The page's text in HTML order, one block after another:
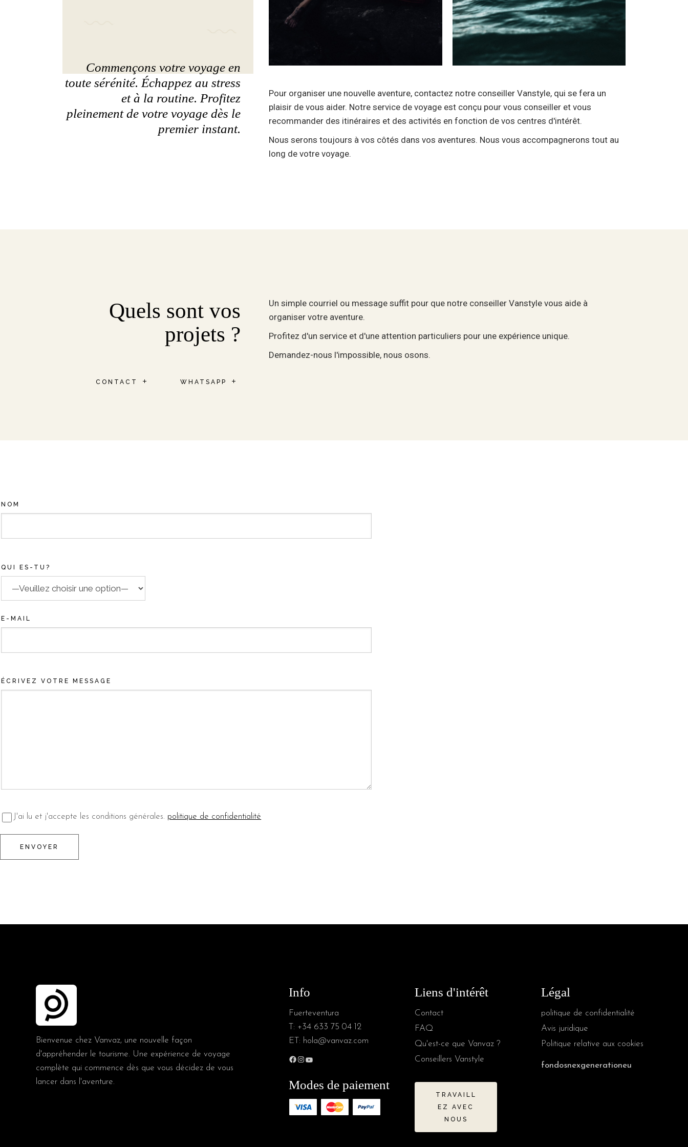
Commençons votre voyage en
toute sérénité. Échappez au stress
et à la routine. Profitez
pleinement de votre voyage dès le
premier instant.
Pour organiser une nouvelle aventure, contactez notre conseiller Vanstyle, qui se fera un
plaisir de vous aider. Notre service de voyage est conçu pour vous conseiller et vous
recommander des itinéraires et des activités en fonction de vos centres d'intérêt.
Nous serons toujours à vos côtés dans vos aventures. Nous vous accompagnerons tout au
long de votre voyage.
Quels sont vos
projets ?
CONTACT WHATSAPP
Un simple courriel ou message suffit pour que notre conseiller Vanstyle vous aide à
organiser votre aventure.
Profitez d'un service et d'une attention particuliers pour une expérience unique.
Demandez-nous l'impossible, nous osons.
NOM
QUI ES-TU?
E-MAIL
ÉCRIVEZ VOTRE MESSAGE
J'ai lu et j'accepte les conditions générales. politique de confidentialité
ENVOYER
Bienvenue chez Vanvaz, une nouvelle façon
d'appréhender le tourisme. Une expérience de voyage
complète qui commence dès que vous décidez de vous
lancer dans l'aventure.
Info
Fuerteventura
T: +34 633 75 04 12
ET: hola@vanvaz.com
Modes de paiement
Liens d'intérêt
Contact
FAQ
Qu'est-ce que Vanvaz ?
Conseillers Vanstyle
TRAVAILL
EZ AVEC
NOUS
Légal
politique de confidentialité
Avis juridique
Politique relative aux cookies
fondosnexgenerationeu